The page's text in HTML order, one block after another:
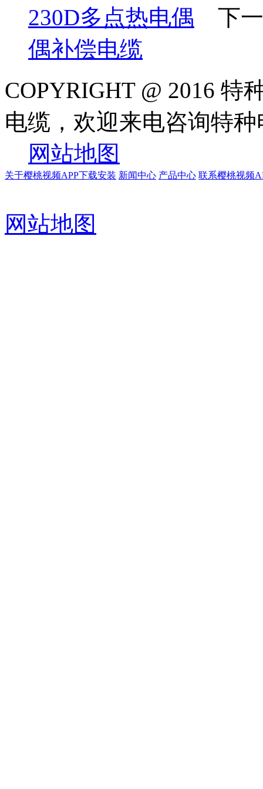
230D多点热电偶 下
偶补偿电缆
COPYRIGHT @ 2016 特
电缆，欢迎来电咨询特
网站地图
关于樱桃视频APP下载安装 新闻中心 产品中心 联系樱桃视频
网站地图